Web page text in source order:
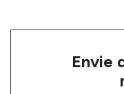
Envie